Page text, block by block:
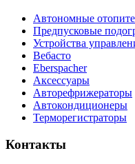
Автономные
Предпусковые
Устройства
Вебасто
Eberspacher
Аксессуары
Авторефрижераторы
Автокондиционеры
Терморегистраторы
Контакты